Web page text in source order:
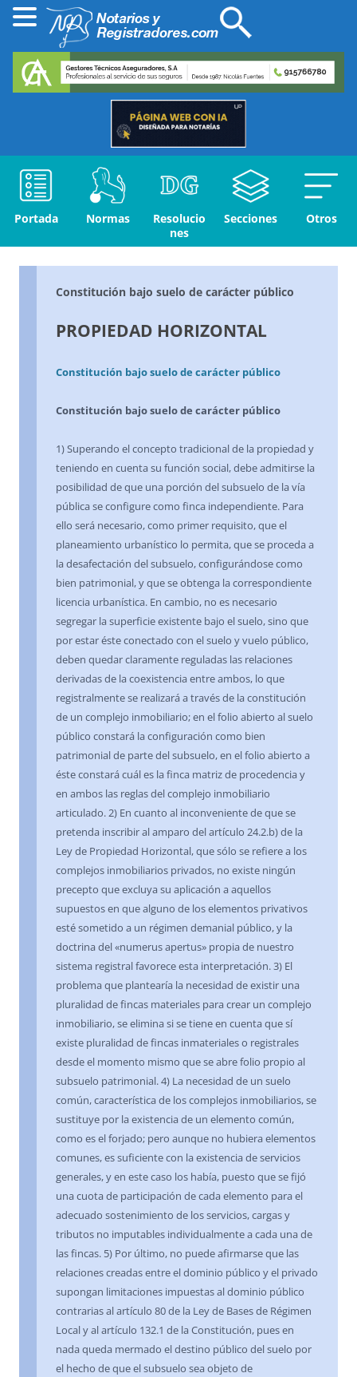
Portada Normas
Resolucio
nes
Secciones Otros
Constitución bajo suelo de carácter público
PROPIEDAD HORIZONTAL
Constitución bajo suelo de carácter público
Constitución bajo suelo de carácter público
1) Superando el concepto tradicional de la propiedad y
teniendo en cuenta su función social, debe admitirse la
posibilidad de que una porción del subsuelo de la vía
pública se configure como finca independiente. Para
ello será necesario, como primer requisito, que el
planeamiento urbanístico lo permita, que se proceda a
la desafectación del subsuelo, configurándose como
bien patrimonial, y que se obtenga la correspondiente
licencia urbanística. En cambio, no es necesario
segregar la superficie existente bajo el suelo, sino que
por estar éste conectado con el suelo y vuelo público,
deben quedar claramente reguladas las relaciones
derivadas de la coexistencia entre ambos, lo que
registralmente se realizará a través de la constitución
de un complejo inmobiliario; en el folio abierto al suelo
público constará la configuración como bien
patrimonial de parte del subsuelo, en el folio abierto a
éste constará cuál es la finca matriz de procedencia y
en ambos las reglas del complejo inmobiliario
articulado. 2) En cuanto al inconveniente de que se
pretenda inscribir al amparo del artículo 24.2.b) de la
Ley de Propiedad Horizontal, que sólo se refiere a los
complejos inmobiliarios privados, no existe ningún
precepto que excluya su aplicación a aquellos
supuestos en que alguno de los elementos privativos
esté sometido a un régimen demanial público, y la
doctrina del «numerus apertus» propia de nuestro
sistema registral favorece esta interpretación. 3) El
problema que plantearía la necesidad de existir una
pluralidad de fincas materiales para crear un complejo
inmobiliario, se elimina si se tiene en cuenta que sí
existe pluralidad de fincas inmateriales o registrales
desde el momento mismo que se abre folio propio al
subsuelo patrimonial. 4) La necesidad de un suelo
común, característica de los complejos inmobiliarios, se
sustituye por la existencia de un elemento común,
como es el forjado; pero aunque no hubiera elementos
comunes, es suficiente con la existencia de servicios
generales, y en este caso los había, puesto que se fijó
una cuota de participación de cada elemento para el
adecuado sostenimiento de los servicios, cargas y
tributos no imputables individualmente a cada una de
las fincas. 5) Por último, no puede afirmarse que las
relaciones creadas entre el dominio público y el privado
supongan limitaciones impuestas al dominio público
contrarias al artículo 80 de la Ley de Bases de Régimen
Local y al artículo 132.1 de la Constitución, pues en
nada queda mermado el destino público del suelo por
el hecho de que el subsuelo sea objeto de